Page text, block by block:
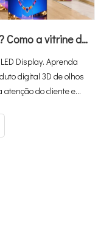
Cansado de exibições chatas? Como a vitrine de LED 3D destaca seus produtos
Display. Aprenda
digital 3D de olhos
atenção do cliente e